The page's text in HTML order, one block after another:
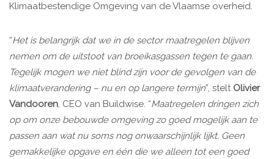
Klimaatbestendige Omgeving van de Vlaamse overheid.
“Het is belangrijk dat we in de sector maatregelen blijven
nemen om de uitstoot van broeikasgassen tegen te gaan.
Tegelijk mogen we niet blind zijn voor de gevolgen van de
klimaatverandering – nu en op langere termijn”, stelt Olivier
Vandooren, CEO van Buildwise. “Maatregelen dringen zich
op om onze bebouwde omgeving zo goed mogelijk aan te
passen aan wat nu soms nog onwaarschijnlijk lijkt. Geen
gemakkelijke opgave en één die we alleen tot een goed